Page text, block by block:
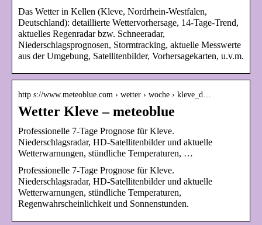
Das Wetter in Kellen (Kleve, Nordrhein-Westfalen,
Deutschland): detaillierte Wettervorhersage, 14-Tage-Trend,
aktuelles Regenradar bzw. Schneeradar,
Niederschlagsprognosen, Stormtracking, aktuelle Messwerte
aus der Umgebung, Satellitenbilder, Vorhersagekarten, u.v.m.
http s://www.meteoblue.com › wetter › woche › kleve_d…
Wetter Kleve – meteoblue
Professionelle 7-Tage Prognose für Kleve.
Niederschlagsradar, HD-Satellitenbilder und aktuelle
Wetterwarnungen, stündliche Temperaturen, …
Professionelle 7-Tage Prognose für Kleve.
Niederschlagsradar, HD-Satellitenbilder und aktuelle
Wetterwarnungen, stündliche Temperaturen,
Regenwahrscheinlichkeit und Sonnenstunden.